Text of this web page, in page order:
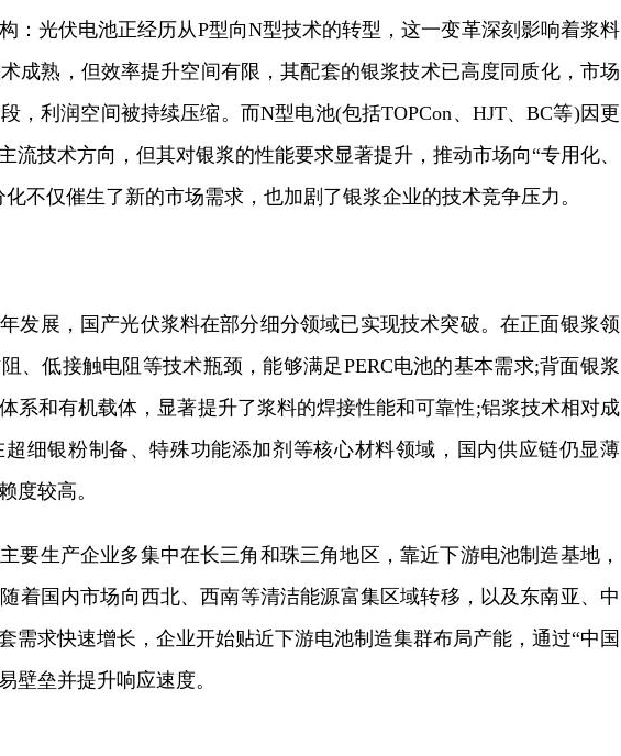
：光伏电池正经历从P型向N型技术的转型，这一变革深刻影响着浆料
成熟，但效率提升空间有限，其配套的银浆技术已高度同质化，市场
，利润空间被持续压缩。而N型电池(包括TOPCon、HJT、BC等)因更
流技术方向，但其对银浆的性能要求显著提升，推动市场向“专用化、
不仅催生了新的市场需求，也加剧了银浆企业的技术竞争压力。
发展，国产光伏浆料在部分细分领域已实现技术突破。在正面银浆领
、低接触电阻等技术瓶颈，能够满足PERC电池的基本需求;背面银浆
系和有机载体，显著提升了浆料的焊接性能和可靠性;铝浆技术相对成
细银粉制备、特殊功能添加剂等核心材料领域，国内供应链仍显薄
度较高。
要生产企业多集中在长三角和珠三角地区，靠近下游电池制造基地，
着国内市场向西北、西南等清洁能源富集区域转移，以及东南亚、中
需求快速增长，企业开始贴近下游电池制造集群布局产能，通过“中国
壁垒并提升响应速度。